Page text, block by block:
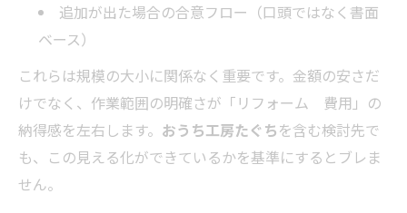
追加が出た場合の合意フロー（口頭ではなく書面
ベース）
これらは規模の大小に関係なく重要です。金額の安さだ
けでなく、作業範囲の明確さが「リフォーム 費用」の
納得感を左右します。 おうち工房たぐちを含む検討先で
も、この見える化ができているかを基準にするとブレま
せん。